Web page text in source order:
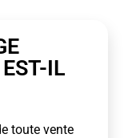
IL
toute vente